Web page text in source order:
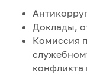
Доклады,
Комиссия
конфликта